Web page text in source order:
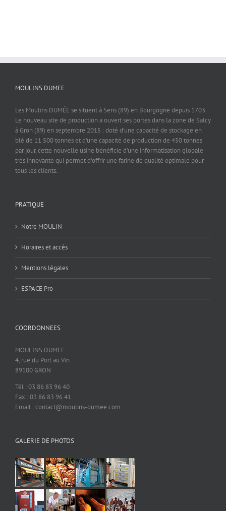
MOULINS DUMEE
Les Moulins DUMÉE se situent à Sens (89) en Bourgogne depuis 1703.
Le nouveau site de production a ouvert ses portes dans la zone de Salcy
à Gron (89) en septembre 2015 : doté d'une capacité de stockage en
blé de 11 500 tonnes et d'une capacité de production de 450 tonnes
par jour, cette nouvelle usine bénéficie d'une informatisation globale
très innovante qui permet d'offrir une farine de qualité optimale pour
tous les clients.
PRATIQUE
Notre MOULIN
Horaires et accès
Mentions légales
ESPACE Pro
COORDONNEES
MOULINS DUMEE
4, rue du Port au Vin
89100 GRON
Tél : 03 86 83 96 40
Fax : 03 86 83 96 41
Email : contact@moulins-dumee.com
GALERIE DE PHOTOS